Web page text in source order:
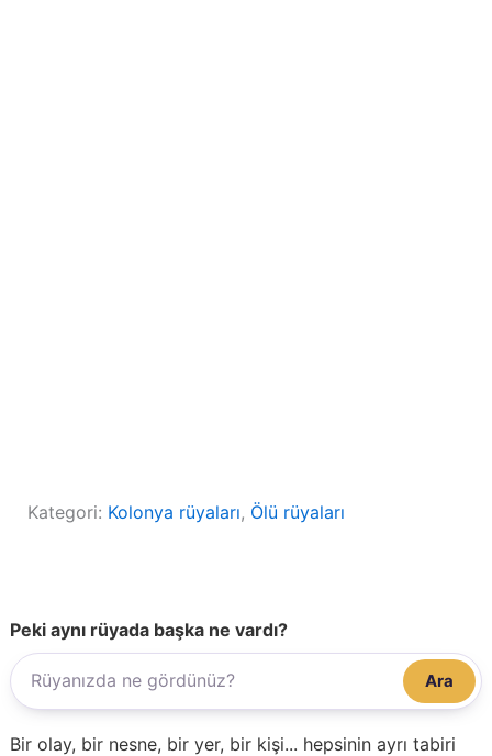
Kategori: Kolonya rüyaları, Ölü rüyaları
Peki aynı rüyada başka ne vardı?
Ara
Bir olay, bir nesne, bir yer, bir kişi... hepsinin ayrı tabiri